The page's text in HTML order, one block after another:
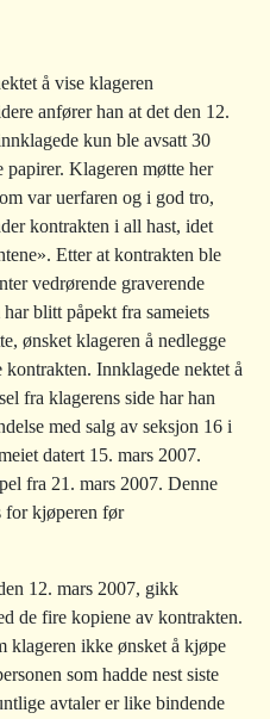
å vise klageren
anfører han at det den 12.
kun ble avsatt 30
Klageren møtte her
var uerfaren og i god tro,
kontrakten i all hast, idet
Etter at kontrakten ble
vedrørende graverende
blitt påpekt fra sameiets
ønsket klageren å nedlegge
Innklagede nektet å
fra klagerens side har han
med salg av seksjon 16 i
datert 15. mars 2007.
fra 21. mars 2007. Denne
for kjøperen før
12. mars 2007, gikk
de fire kopiene av kontrakten.
klageren ikke ønsket å kjøpe
som hadde nest siste
avtaler er like bindende